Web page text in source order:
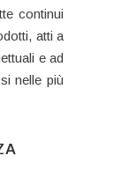
continui
atti a
e ad
nelle più